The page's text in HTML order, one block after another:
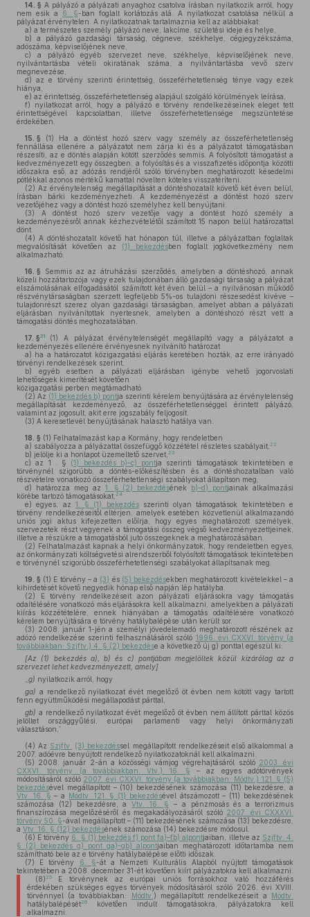
14. § A pályázó a pályázati anyaghoz csatolva írásban nyilatkozik arról, hogy
nem esik a
6. §-ban foglalt korlátozás alá. A nyilatkozat csatolása nélkül a
pályázat érvénytelen. A nyilatkozatnak tartalmaznia kell az alábbiakat:
a) a természetes személy pályázó neve, lakcíme, születési ideje és helye,
b) a pályázó gazdasági társaság, cégneve, székhelye, cégjegyzékszáma,
adószáma, képviselőjének neve,
c) a pályázó egyéb szervezet neve, székhelye, képviselőjének neve,
nyilvántartásba vételi okiratának száma, a nyilvántartásba vevő szerv
megnevezése,
d) az e törvény szerinti érintettség, összeférhetetlenség ténye vagy ezek
hiánya,
e) az érintettség, összeférhetetlenség alapjául szolgáló körülmények leírása,
f) nyilatkozat arról, hogy a pályázó e törvény rendelkezéseinek eleget tett
érintettségével kapcsolatban, illetve összeférhetetlensége megszüntetése
érdekében.
15. § (1)
Ha a döntést hozó szerv vagy személy az összeférhetetlenség
fennállása ellenére a pályázatot nem zárja ki és a pályázatot támogatásban
részesíti, az e döntés alapján kötött szerződés semmis. A folyósított támogatást a
kedvezményezett egy összegben, a folyósítás és a visszafizetés időpontja közötti
időszakra eső, az adózás rendjéről szóló törvényben meghatározott késedelmi
pótlékkal azonos mértékű kamattal növelten köteles visszatéríteni.
(2) Az érvénytelenség megállapítását a döntéshozatalt követő két éven belül,
írásban bárki kezdeményezheti. A kezdeményezést a döntést hozó szerv
vezetőjéhez vagy a döntést hozó személyhez kell benyújtani.
(3) A döntést hozó szerv vezetője vagy a döntést hozó személy a
kezdeményezésről annak kézhezvételétől számított 15 napon belül határozattal
dönt.
(4) A döntéshozatalt követő hat hónapon túl, illetve a pályázatban foglaltak
megvalósítását követően az (1) bekezdésben foglalt jogkövetkezmény nem
alkalmazható.
16. § Semmis az az átruházási szerződés, amelyben a döntéshozó, annak
közeli hozzátartozója vagy ezek tulajdonában álló gazdasági társaság a pályázat
elszámolásának elfogadásától számított két éven belül – a nyilvánosan működő
részvénytársaságban szerzett legfeljebb 5%-os tulajdoni részesedést kivéve –
tulajdonrészt szerez olyan gazdasági társaságban, amelyet abban a pályázati
eljárásban nyilvánítottak nyertesnek, amelyben a döntéshozó részt vett a
támogatási döntés meghozatalában.
17. §21 (1) A pályázat érvénytelenségét megállapító vagy a pályázatot a
kezdeményezés ellenére érvényesnek nyilvánító határozat
a) ha a határozatot közigazgatási eljárás keretében hozták, az erre irányadó
törvényi rendelkezések szerint,
b) egyéb esetben a pályázati eljárásban igénybe vehető jogorvoslati
lehetőségek kimerítését követően
közigazgatási perben megtámadható.
(2) Az (1) bekezdés b) pontja szerinti kérelem benyújtására az érvénytelenség
megállapítását kezdeményező, az összeférhetetlenséggel érintett pályázó,
valamint az jogosult, akit erre jogszabály feljogosít.
(3) A keresetlevél benyújtásának halasztó hatálya van.
18. § (1) Felhatalmazást kap a Kormány, hogy rendeletben
a) szabályozza a pályázattal összefüggő közzététel részletes szabályait, 22
b) jelölje ki a honlapot üzemeltető szervet, 23
c) az 1 . § (1) bekezdés b)–c) pontja szerinti támogatások tekintetében e
törvénynél szigorúbb, a döntés-előkészítésben és a döntéshozatalban való
részvételre vonatkozó összeférhetetlenségi szabályokat állapítson meg,
d) határozza meg az 1. § (2) bekezdésének b)–d) pontjainak alkalmazási
körébe tartozó támogatásokat, 24
e) egyes, az 1. § (1) bekezdésszerinti olyan támogatások tekintetében e
törvény rendelkezéseitől eltérjen, amelyek esetében közvetlenül alkalmazandó
uniós jogi aktus kifejezetten előírja, hogy egyes meghatározott személyek,
szervezetek részt vegyenek a támogatási összeg végső kedvezményezettjeinek,
illetve a részükre a támogatásból jutó összegeknek a meghatározásában.
(2) Felhatalmazást kapnak a helyi önkormányzatok, hogy rendeletben egyes,
az önkormányzati költségvetési alrendszerből folyósított támogatások tekintetében
e törvénynél szigorúbb összeférhetetlenségi szabályokat állapítsanak meg.
19. § (1) E törvény – a (3) és (5) bekezdésekben meghatározott kivételekkel – a
kihirdetését követő negyedik hónap első napján lép hatályba.
(2) E törvény rendelkezéseit azon pályázati eljárásokra vagy támogatás
odaítélésére vonatkozó más eljárásokra kell alkalmazni, amelyekben a pályázati
kiírás közzétételére, ennek hiányában a támogatás odaítélésére vonatkozó
kérelem benyújtására e törvény hatálybalépése után került sor.
(3) 2008. január 1-jén a személyi jövedelemadó meghatározott részének az
adózó rendelkezése szerinti felhasználásáról szóló 1996. évi CXXVI. törvény (a
továbbiakban: Szjftv.) 4. § (2) bekezdése a következő új g) ponttal egészül ki:
[Az (1) bekezdés a), b)és c) pontjában megjelöltek közül kizárólag az a
szervezet lehet kedvezményezett, amely]
g) nyilatkozik arról, hogy
ga) a rendelkező nyilatkozat évét megelőző öt évben nem kötött vagy tartott
fenn együttműködési megállapodást párttal,
gb) a rendelkező nyilatkozat évét megelőző öt évben nem állított párttal közös
jelöltet országgyűlési, európai parlamenti vagy helyi önkormányzati
választáson,”
(4) Az Szjftv. (3) bekezdéssel megállapított rendelkezéseit első alkalommal a
2007. adóévre benyújtott rendelkező nyilatkozatoknál kell alkalmazni.
(5) 2008. január 2-án a közösségi vámjog végrehajtásáról szóló 2003. évi
CXXVI. törvény (a továbbiakban: Vtv.) 16. § – az egyes adótörvények
módosításáról szóló 2007. évi CXXVI. törvény (a továbbiakban: Módtv.) 121. § (5)
bekezdésével megállapított – (10) bekezdésének számozása (11) bekezdésre, a
Vtv. 16. § – a Módtv. 121. § (1) bekezdésével átszámozott – (11) bekezdésének
számozása (12) bekezdésre, aVtv. 16. § – a pénzmosás és a terrorizmus
finanszírozása megelőzéséről és megakadályozásáról szóló 2007. évi CXXXVI.
törvény 50. §-ával megállapított – (11) bekezdésének számozása (13) bekezdésre,
a Vtv. 16. § (12) bekezdésének számozása (14) bekezdésre módosul.
(6) E törvény 6. § (1) bekezdés f) pont fa)–fb) alpontjaiban, illetve az Szjftv. 4.
§ (2) bekezdés g) pont ga)–gb) alpontjaiban meghatározott időtartamba nem
számítható bele az e törvény hatálybalépése előtti időszak.
(7) E törvény 6. §-át a Nemzeti Kulturális Alapból nyújtott támogatások
tekintetében a 2008. december 31-ét követően kiírt pályázatokra kell alkalmazni.
(8) 25E törvénynek az európai uniós forrásokhoz való hozzáférés
érdekében szükséges egyes törvények módosításáról szóló 2026. évi XVIII.
törvénnyel (a továbbiakban:
Módtv. ) megállapított rendelkezéseit a Módtv.
hatálybalépését26követően indult támogatásokra, pályázatokra kell
alkalmazni.